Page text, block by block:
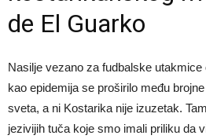
de El Guarko
Nasilje vezano za fudbalske utakmice
kao epidemija se proširilo među
sveta, a ni Kostarika nije izuzetak.
jezivijih tuča koje smo imali priliku da